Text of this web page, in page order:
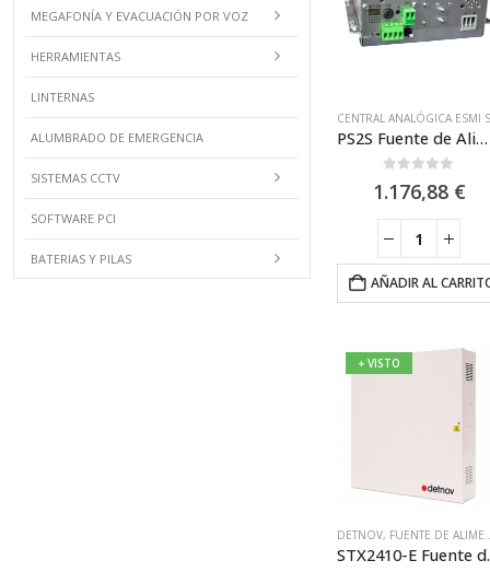
PS2S Fuente de Alimentación 3,5A para Panel FDP221 Schneider Electric FFS00702555
1.176,88 €
AÑADIR AL
+ VISTO
DETNOV, FUENTE DE ALIMENTACIÓN EN54
MEGAFONÍA Y EVACUACIÓN POR VOZ
HERRAMIENTAS
LINTERNAS
ALUMBRADO DE EMERGENCIA
SISTEMAS CCTV
SOFTWARE PCI
BATERIAS Y PILAS